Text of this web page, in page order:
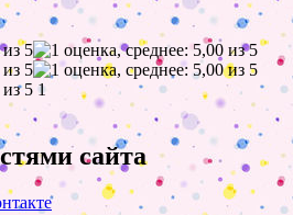
1
сайта